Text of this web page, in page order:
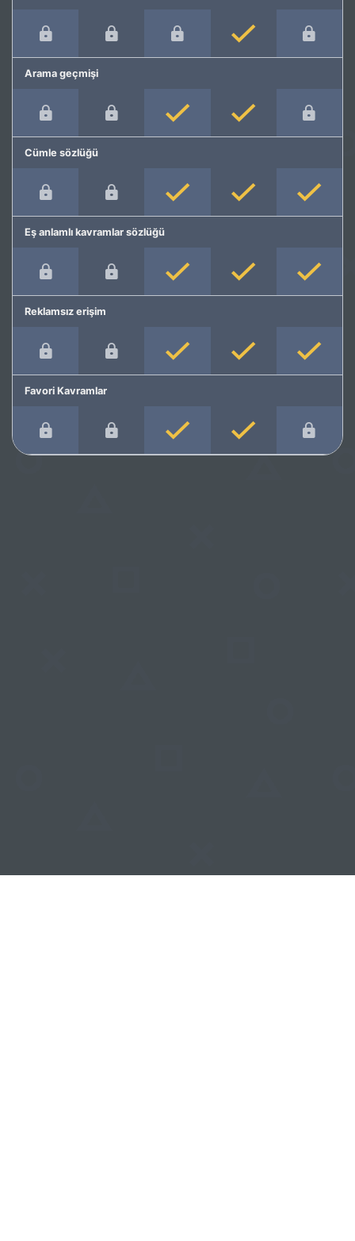
Arama geçmişi
Cümle sözlüğü
Eş anlamlı kavramlar sözlüğü
Reklamsız erişim
Favori Kavramlar